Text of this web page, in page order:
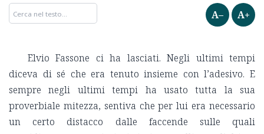
A– A+
Elvio Fassone ci ha lasciati. Negli ultimi tempi
diceva di sé che era tenuto insieme con l’adesivo. E
sempre negli ultimi tempi ha usato tutta la sua
proverbiale mitezza, sentiva che per lui era necessario
un certo distacco dalle faccende sulle quali